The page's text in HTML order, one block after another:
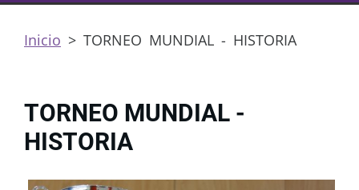
Inicio > TORNEO MUNDIAL - HISTORIA
TORNEO MUNDIAL -
HISTORIA